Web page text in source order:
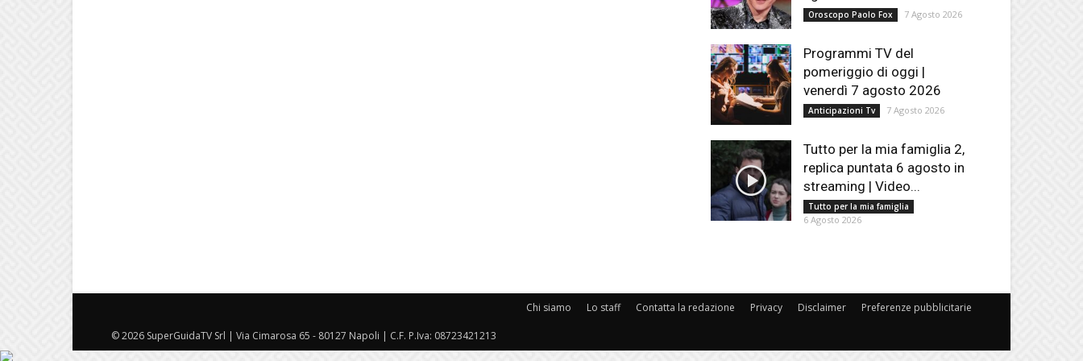
Oroscopo Paolo Fox 7 Agosto 2026
Programmi TV del
pomeriggio di oggi |
venerdì 7 agosto 2026
Anticipazioni Tv 7 Agosto 2026
Tutto per la mia famiglia 2,
replica puntata 6 agosto in
streaming | Video...
Tutto per la mia famiglia
6 Agosto 2026
Chi siamo Lo staff Contatta la redazione Privacy Disclaimer Preferenze pubblicitarie
© 2026 SuperGuidaTV Srl | Via Cimarosa 65 - 80127 Napoli | C.F. P.Iva: 08723421213